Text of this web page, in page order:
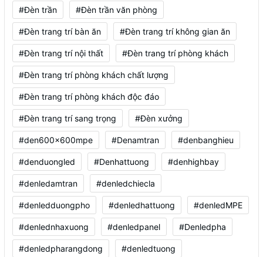
#Đèn trần #Đèn trần văn phòng
#Đèn trang trí bàn ăn #Đèn trang trí không gian ăn
#Đèn trang trí nội thất #Đèn trang trí phòng khách
#Đèn trang trí phòng khách chất lượng
#Đèn trang trí phòng khách độc đáo
#Đèn trang trí sang trọng #Đèn xưởng
#den600x600mpe #Denamtran #denbanghieu
#denduongled #Denhattuong #denhighbay
#denledamtran #denledchiecla
#denledduongpho #denledhattuong #denledMPE
#denlednhaxuong #denledpanel #Denledpha
#denledpharangdong #denledtuong